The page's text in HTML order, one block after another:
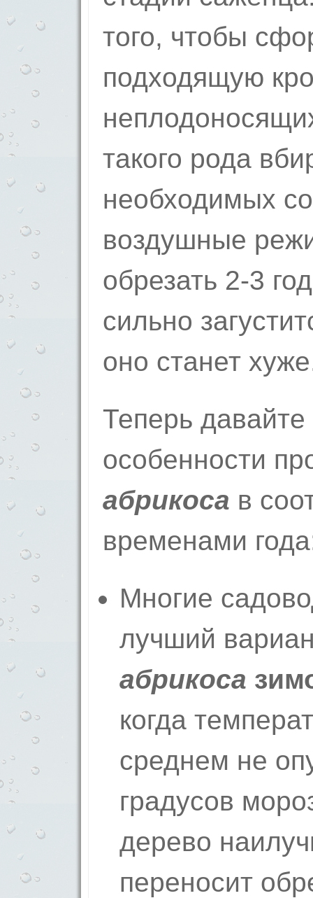
того, чтобы
подходящую
такого рода
необходимых
воздушные
обрезать 2-3
сильно
оно станет
Теперь
особенности
абрикоса в
временами
Многие
лучший
абрикоса
когда
среднем не
градусов
дерево
переносит